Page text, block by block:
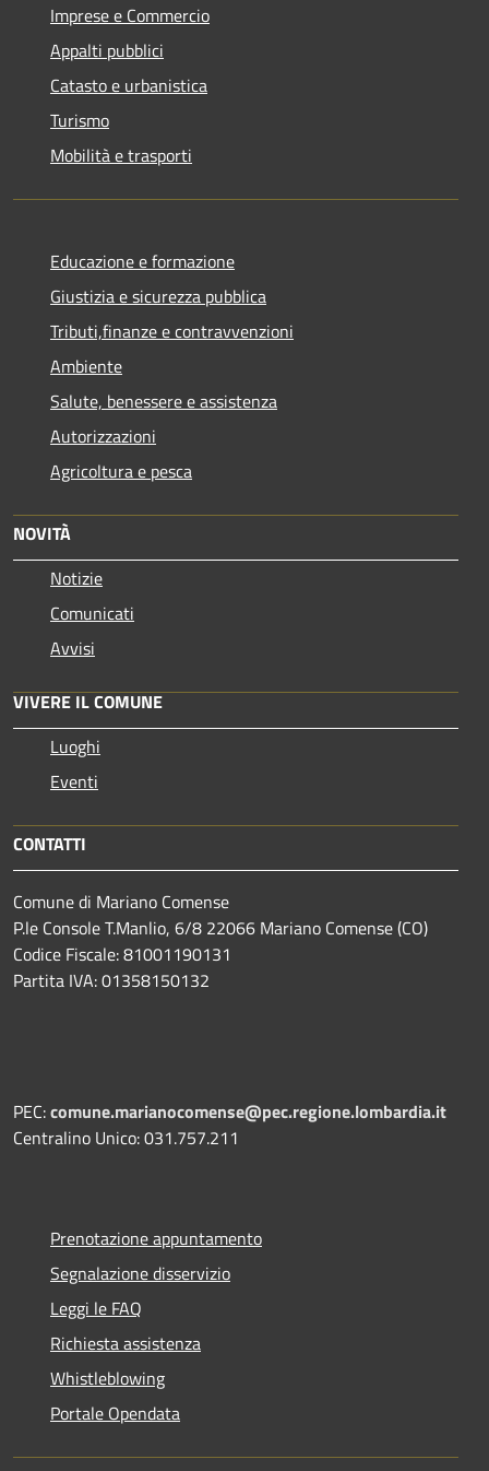
Imprese e Commercio
Appalti pubblici
Catasto e urbanistica
Turismo
Mobilità e trasporti
Educazione e formazione
Giustizia e sicurezza pubblica
Tributi,finanze e contravvenzioni
Ambiente
Salute, benessere e assistenza
Autorizzazioni
Agricoltura e pesca
NOVITÀ
Notizie
Comunicati
Avvisi
VIVERE IL COMUNE
Luoghi
Eventi
CONTATTI
Comune di Mariano Comense
P.le Console T.Manlio, 6/8 22066 Mariano Comense (CO)
Codice Fiscale: 81001190131
Partita IVA: 01358150132
PEC:comune.marianocomense@pec.regione.lombardia.it
Centralino Unico: 031.757.211
Prenotazione appuntamento
Segnalazione disservizio
Leggi le FAQ
Richiesta assistenza
Whistleblowing
Portale Opendata